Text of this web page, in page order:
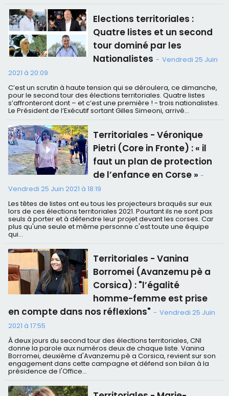
Elections territoriales :
Quatre listes et un second
tour dominé par les
Nationalistes - Vendredi 25 Juin
2021 à 20:09
C’est un scrutin à haute tension qui se déroulera, ce dimanche,
pour le second tour des élections territoriales. Quatre listes
s’affronteront dont – et c’est une première ! - trois nationalistes.
Le Président de l’Exécutif sortant Gilles Simeoni, arrivé...
Territoriales - Véronique
Pietri (Core in Fronte) : « il
faut un plan de protection
de l’enfance en Corse »-
Vendredi 25 Juin 2021 à 18:19
Les têtes de listes ont eu tous les projecteurs braqués sur eux
lors de ces élections territoriales 2021. Pourtant ils ne sont pas
seuls à porter et à défendre leur projet devant les corses. Car
plus qu'une seule et même personne c'est toute une équipe
qui...
Territoriales - Vanina
Borromei (Avanzemu pè a
Corsica) : "l’égalité
homme-femme est prise
en compte dans nos réflexions" - Vendredi 25 Juin
2021 à 17:55
À deux jours du second tour des élections territoriales, CNI
donne la parole aux numéros deux de chaque liste. Vanina
Borromei, deuxième d'Avanzemu pè a Corsica, revient sur son
engagement dans cette campagne et défend son bilan à la
présidence de l'Office...